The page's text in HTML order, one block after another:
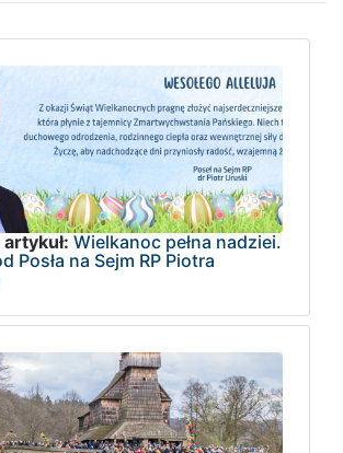
Wielkanoc pełna nadziei.
Posła na Sejm RP Piotra